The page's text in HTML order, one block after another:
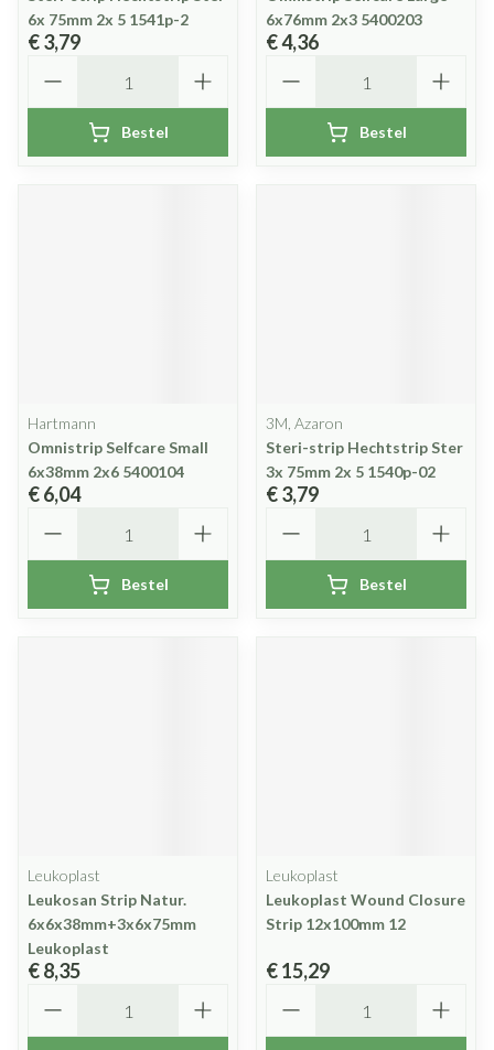
6x 75mm 2x 5 1541p-2
€ 3,79
Bestel
6x76mm 2x3 5400203
€ 4,36
Bestel
Hartmann
Omnistrip Selfcare Small
6x38mm 2x6 5400104
€ 6,04
Bestel
3M, Azaron
Steri-strip Hechtstrip Ster
3x 75mm 2x 5 1540p-02
€ 3,79
Bestel
Leukoplast
Leukosan Strip Natur.
6x6x38mm+3x6x75mm
Leukoplast
€ 8,35
Leukoplast
Leukoplast Wound Closure
Strip 12x100mm 12
€ 15,29